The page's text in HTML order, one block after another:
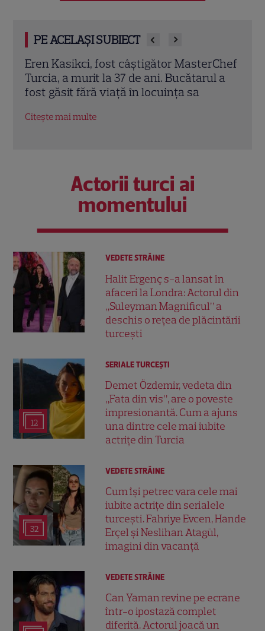
PE ACELAȘI SUBIECT
Trei cupluri revin la „Insula Iubirii –
Reuniuni”. Ce se întâmplă când se
întâlnesc din nou cu Radu Vâlcan
Citește mai multe
Actorii turci ai
momentului
VEDETE STRĂINE
Halit Ergenç s-a lansat în
afaceri la Londra: Actorul din
„Suleyman Magnificul” a
deschis o rețea de plăcintării
turcești
12
SERIALE TURCEŞTI
Demet Özdemir, vedeta din
„Fata din vis”, are o poveste
impresionantă. Cum a ajuns
una dintre cele mai iubite
actrițe din Turcia
32
VEDETE STRĂINE
Cum își petrec vara cele mai
iubite actrițe din serialele
turcești. Fahriye Evcen, Hande
Erçel și Neslihan Atagül,
imagini din vacanță
VEDETE STRĂINE
Can Yaman revine pe ecrane
într-o ipostază complet
diferită. Actorul joacă un